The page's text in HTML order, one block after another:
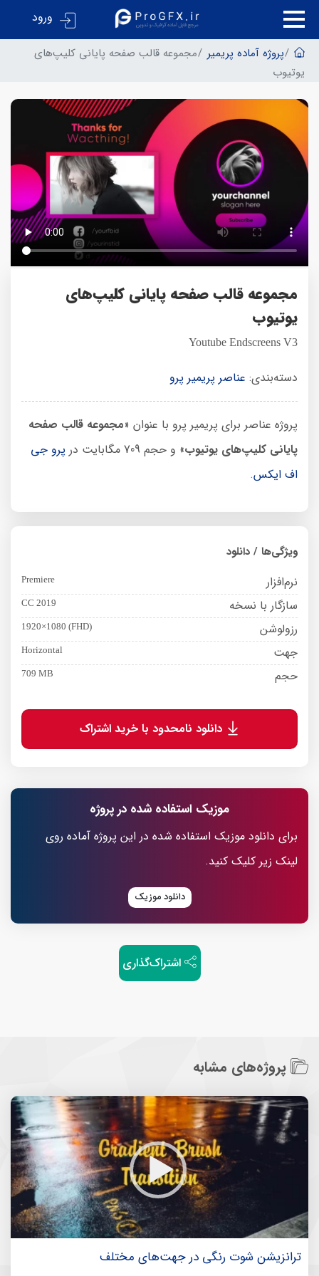
ورود
پروژه آماده پریمیر
مجموعه قالب صفحه پایانی کلیپ‌های
یوتیوب
مجموعه قالب صفحه پایانی کلیپ‌های
یوتیوب
Youtube Endscreens V3
دسته‌بندی: عناصر پریمیر پرو
پروژه عناصر برای پریمیر پرو با عنوان «مجموعه قالب صفحه
پایانی کلیپ‌های یوتیوب» و حجم 709 مگابایت در
پرو جی
اف ایکس.
ویژگی‌ها / دانلود
نرم‌افزار Premiere
سازگار با نسخه CC 2019
رزولوشن 1920×1080 (FHD)
جهت Horizontal
حجم 709 MB
دانلود نامحدود با خرید اشتراک
موزیک استفاده شده در پروژه
برای دانلود موزیک استفاده شده در این پروژه آماده روی
لینک زیر کلیک کنید.
دانلود موزیک
اشتراک‌گذاری
پروژه‌های مشابه
ترانزیشن شوت رنگی در جهت‌های مختلف